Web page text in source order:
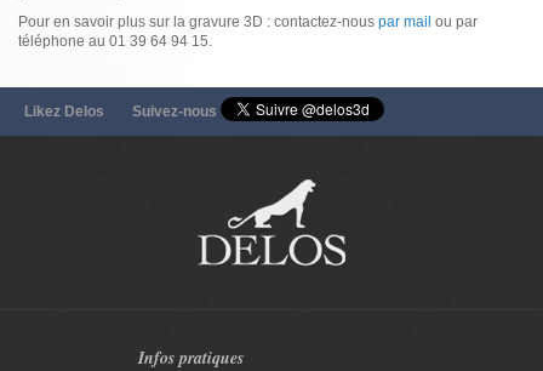
Pour en savoir plus sur la gravure 3D : contactez-nous par mail ou par
téléphone au 01 39 64 94 15.
Likez Delos Suivez-nous
Infos pratiques